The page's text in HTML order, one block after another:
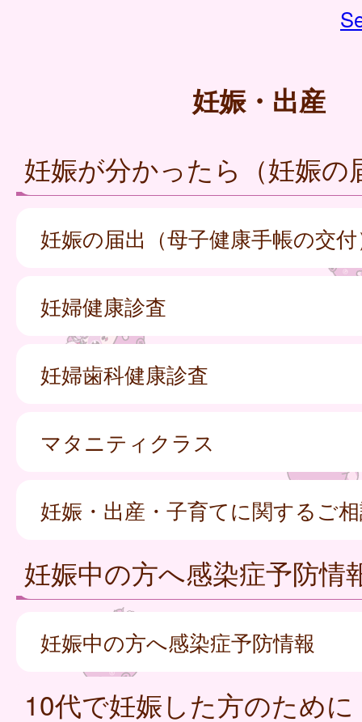
妊娠・出産
妊娠が分かったら（妊娠の
妊娠の届出（母子健康手帳の交
妊婦健康診査
妊婦歯科健康診査
マタニティクラス
妊娠・出産・子育てに関するご
妊娠中の方へ感染症予防情
妊娠中の方へ感染症予防情報
10代で妊娠した方のために